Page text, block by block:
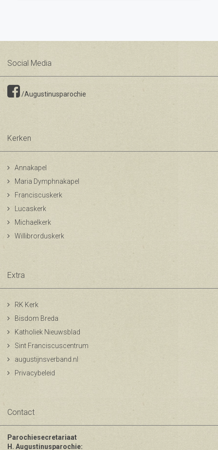
Social Media
/Augustinusparochie
Kerken
Annakapel
Maria Dymphnakapel
Franciscuskerk
Lucaskerk
Michaelkerk
Willibrorduskerk
Extra
RK Kerk
Bisdom Breda
Katholiek Nieuwsblad
Sint Franciscuscentrum
augustijnsverband.nl
Privacybeleid
Contact
Parochiesecretariaat
H. Augustinusparochie: